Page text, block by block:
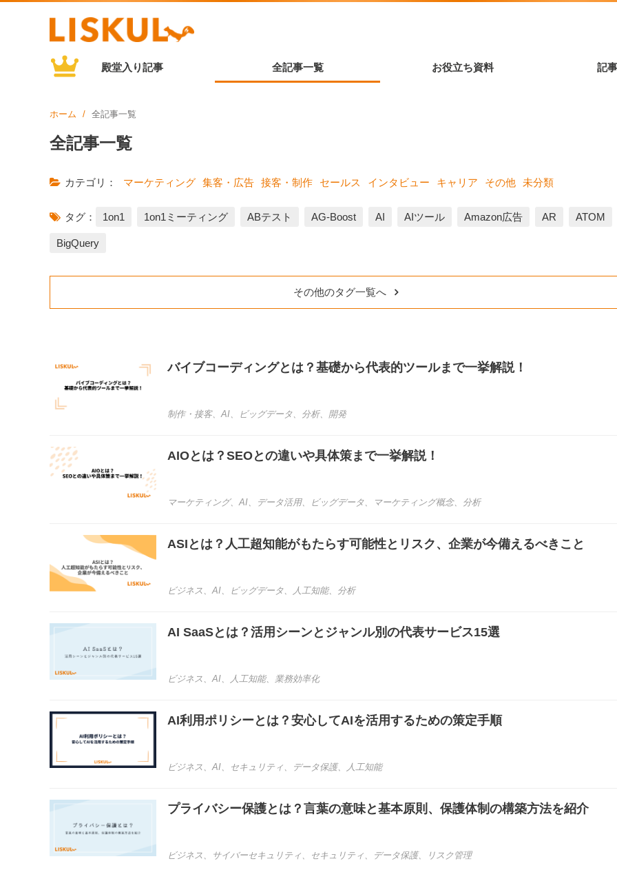
殿堂入り記事 全記事一覧 お役立ち資料 記
ホーム 全記事一覧
全記事一覧
カテゴリ： マーケティング 集客・広告 接客・制作 セールス インタビュー キャリア その他 未分類
タグ： 1on1 1on1ミーティング ABテスト AG-Boost AI AIツール Amazon広告 AR ATOM
BigQuery
その他のタグ一覧へ
バイブコーディングとは？基礎から代表的ツールまで一挙解説！
制作・接客、AI、 ビッグデータ、 分析、 開発
AIOとは？SEOとの違いや具体策まで一挙解説！
マーケティング、AI、 データ活用、 ビッグデータ、 マーケティング概念、 分析
ASIとは？人工超知能がもたらす可能性とリスク、企業が今備えるべきこと
ビジネス 、AI、 ビッグデータ、 人工知能、 分析
AI SaaSとは？活用シーンとジャンル別の代表サービス15選
ビジネス 、AI、 人工知能、 業務効率化
AI利用ポリシーとは？安心してAIを活用するための策定手順
ビジネス 、AI、 セキュリティ 、 データ保護、 人工知能
プライバシー保護とは？言葉の意味と基本原則、保護体制の構築方法を紹介
ビジネス 、 サイバーセキュリティ 、 セキュリティ 、 データ保護、 リスク管理